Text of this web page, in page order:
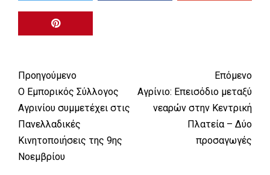
Προηγούμενο
Ο Εμπορικός Σύλλογος
Αγρινίου συμμετέχει στις
Πανελλαδικές
Κινητοποιήσεις της 9ης
Νοεμβρίου
Επόμενο
Αγρίνιο: Επεισόδιο μεταξύ
νεαρών στην Κεντρική
Πλατεία – Δύο
προσαγωγές